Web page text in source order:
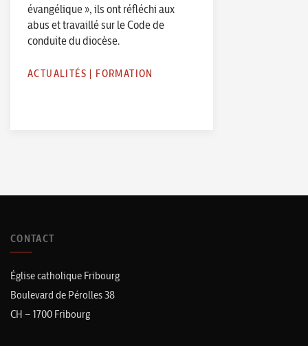
évangélique », ils ont réfléchi aux
abus et travaillé sur le Code de
conduite du diocèse.
ACTUALITÉS | FORMATION
CONTACT
Église catholique Fribourg
Boulevard de Pérolles 38
CH – 1700 Fribourg